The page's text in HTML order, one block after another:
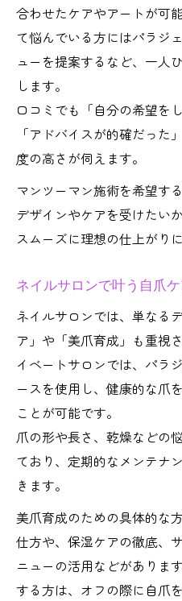
合わせたケアやアートが可
て悩んでいる方にはパラジ
ューを提案するなど、一人
します。
口コミでも「自分の希望を
「アドバイスが的確だった
度の高さが伺えます。
マンツーマン施術を希望す
デザインやケアを受けたい
スムーズに理想の仕上がり
ネイルサロンで叶う自爪
ネイルサロンでは、単なる
ア」や「美爪育成」も重視
イベートサロンでは、パラ
ースを使用し、健康的な爪
ことが可能です。
爪の形や長さ、乾燥などの
ており、定期的なメンテナ
きます。
美爪育成のための具体的な
仕方や、保湿ケアの徹底、
ニューの活用などがありま
する方は、オフの際に自爪